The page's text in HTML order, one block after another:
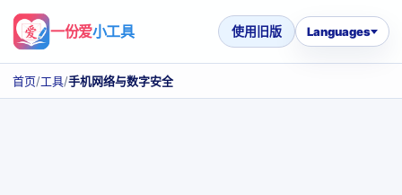
一份爱小工具 使用旧版 Languages
首页/工具/手机网络与数字安全